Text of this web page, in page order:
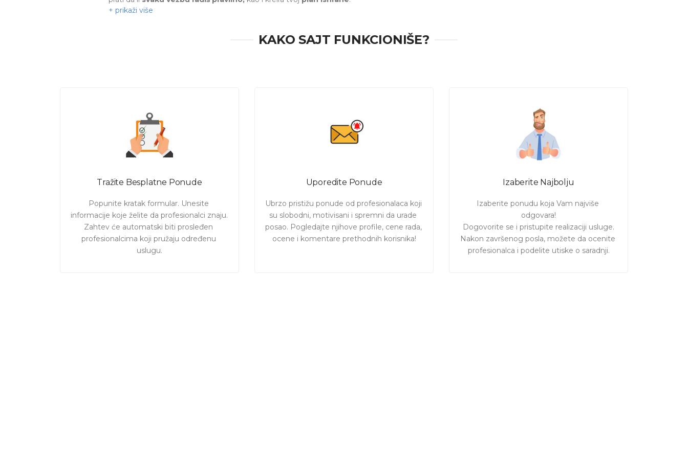
KAKO SAJT FUNKCIONIŠE?
Tražite Besplatne Ponude
Popunite kratak formular. Unesite
informacije koje želite da profesionalci znaju.
Zahtev će automatski biti prosleđen
profesionalcima koji pružaju određenu
uslugu.
Uporedite Ponude
Ubrzo pristižu ponude od profesionalaca koji
su slobodni, motivisani i spremni da urade
posao. Pogledajte njihove profile, cene rada,
ocene i komentare prethodnih korisnika!
Izaberite Najbolju
Izaberite ponudu koja Vam najviše
odgovara!
Dogovorite se i pristupite realizaciji usluge.
Nakon završenog posla, možete da ocenite
profesionalca i podelite utiske o saradnji.